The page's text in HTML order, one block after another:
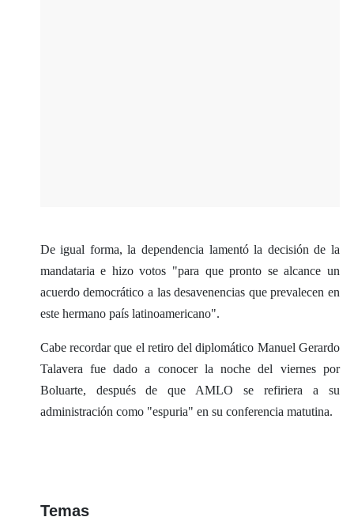
De igual forma, la dependencia lamentó la decisión de la
mandataria e hizo votos "para que pronto se alcance un
acuerdo democrático a las desavenencias que prevalecen en
este hermano país latinoamericano".
Cabe recordar que el retiro del diplomático Manuel Gerardo
Talavera fue dado a conocer la noche del viernes por
Boluarte, después de que AMLO se refiriera a su
administración como "espuria" en su conferencia matutina.
Temas